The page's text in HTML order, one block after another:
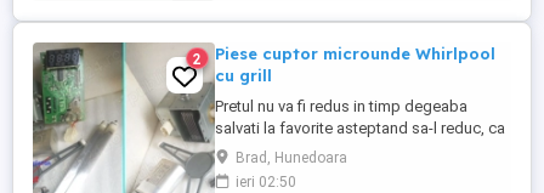
2
Piese cuptor microunde Whirlpool
cu grill
Pretul nu va fi redus in timp degeaba
salvati la favorite asteptand sa-l reduc, ca
practic il urc treptat, dar sunt negociabile
Nu ma grabesc sa le vand, deoarece sunt
Brad, Hunedoara
ieri 02:50